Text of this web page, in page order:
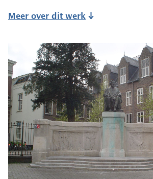
Meer over dit werk